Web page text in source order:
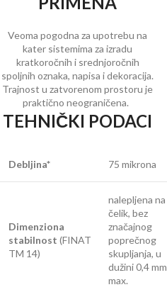
Veoma pogodna za upotrebu na
kater sistemima za izradu
kratkoročnih i srednjoročnih
spoljnih oznaka, napisa i dekoracija.
Trajnost u zatvorenom prostoru je
praktično neograničena.
TEHNIČKI PODACI
Debljina* 75 mikrona
Dimenziona
stabilnost (FINAT
TM 14)
nalepljena na
čelik, bez
značajnog
poprečnog
skupljanja, u
dužini 0,4 mm
max.